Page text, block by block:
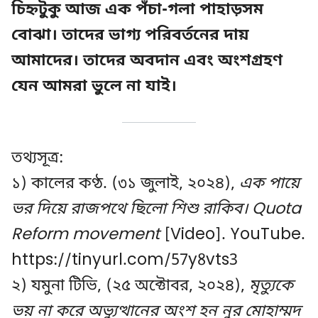
চিহ্নটুকু আজ এক পঁচা-গলা পাহাড়সম
বোঝা। তাদের ভাগ্য পরিবর্তনের দায়
আমাদের। তাদের অবদান এবং অংশগ্রহণ
যেন আমরা ভুলে না যাই।
তথ্যসূত্র:
১) কালের কণ্ঠ. (৩১ জুলাই, ২০২৪), এক পায়ে
ভর দিয়ে রাজপথে ছিলো শিশু রাকিব। Quota
Reform movement[Video]. YouTube.
https://tinyurl.com/57y8vts3
২) যমুনা টিভি, (২৫ অক্টোবর, ২০২৪), মৃত্যুকে
ভয় না করে অভ্যুত্থানের অংশ হন নুর মোহাম্মদ